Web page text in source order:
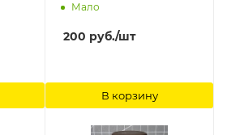
Мало
200 руб./шт
В корзину